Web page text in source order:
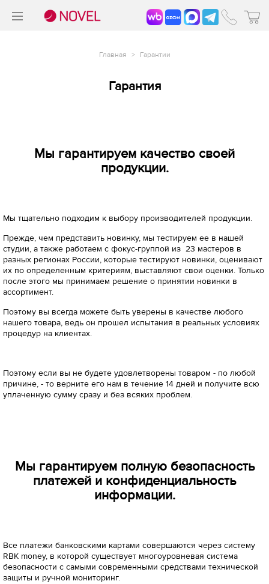
Главная > Гарантии
Гарантия
Мы гарантируем качество своей
продукции.
Мы тщательно подходим к выбору производителей продукции.
Прежде, чем представить новинку, мы тестируем ее в нашей
студии, а также работаем с фокус-группой из 23 мастеров в
разных регионах России, которые тестируют новинки, оценивают
их по определенным критериям, выставляют свои оценки. Только
после этого мы принимаем решение о принятии новинки в
ассортимент.
Поэтому вы всегда можете быть уверены в качестве любого
нашего товара, ведь он прошел испытания в реальных условиях
процедур на клиентах.
Поэтому если вы не будете удовлетворены товаром - по любой
причине, - то верните его нам в течение 14 дней и получите всю
уплаченную сумму сразу и без всяких проблем.
Мы гарантируем полную безопасность
платежей и конфиденциальность
информации.
Все платежи банковскими картами совершаются через систему
RBK money, в которой существует многоуровневая система
безопасности с самыми современными средствами технической
защиты и ручной мониторинг.